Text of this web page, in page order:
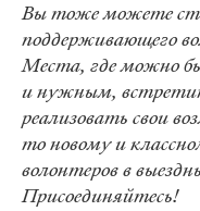
Вы тоже можете
поддерживающего
Места, где можно
и нужным,
реализовать свои
то новому и
волонтеров в
Присоединяйтесь!